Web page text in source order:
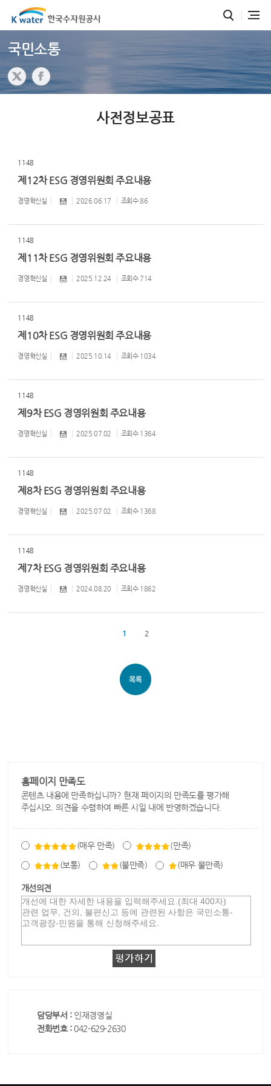
국민소통
사전정보공표
1148
제12차 ESG 경영위원회 주요내용
경영혁신실 2026.06.17 조회수86
1148
제11차 ESG 경영위원회 주요내용
경영혁신실 2025.12.24 조회수714
1148
제10차 ESG 경영위원회 주요내용
경영혁신실 2025.10.14 조회수 1034
1148
제9차 ESG 경영위원회 주요내용
경영혁신실 2025.07.02 조회수 1364
1148
제8차 ESG 경영위원회 주요내용
경영혁신실 2025.07.02 조회수 1368
1148
제7차 ESG 경영위원회 주요내용
경영혁신실 2024.08.20 조회수 1862
1 2
홈페이지 만족도
콘텐츠 내용에 만족하십니까? 현재 페이지의 만족도를 평가해
주십시오. 의견을 수렴하여 빠른 시일 내에 반영하겠습니다.
(매우 만족) (만족)
(보통) (불만족) (매우 불만족)
개선의견
담당부서 : 인재경영실
전화번호 : 042-629-2630